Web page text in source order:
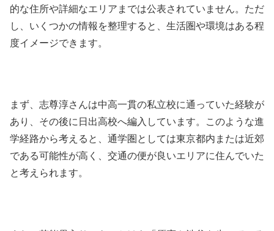
的な住所や詳細なエリアまでは公表されていません。ただ
し、いくつかの情報を整理すると、生活圏や環境はある程
度イメージできます。
まず、志尊淳さんは中高一貫の私立校に通っていた経験が
あり、その後に日出高校へ編入しています。このような進
学経路から考えると、通学圏としては東京都内または近郊
である可能性が高く、交通の便が良いエリアに住んでいた
と考えられます。